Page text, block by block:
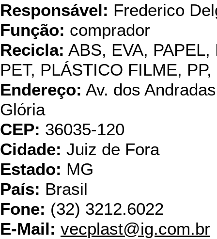
Responsável: Frederico
Função: comprador
Recicla: ABS, EVA,
PET, PLÁSTICO FILME,
Endereço: Av. dos
Glória
CEP: 36035-120
Cidade: Juiz de Fora
Estado: MG
País: Brasil
Fone: (32) 3212.6022
E-Mail: vecplast@ig.com.br